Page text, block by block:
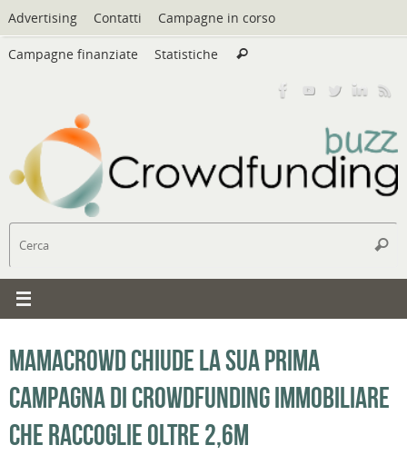
Vai
al
contenuto
Advertising Contatti Campagne in corso
Campagne finanziate Statistiche Cerca
Cerca
Mamacrowd chiude la sua prima
campagna di crowdfunding immobiliare
che raccoglie oltre 2,6m